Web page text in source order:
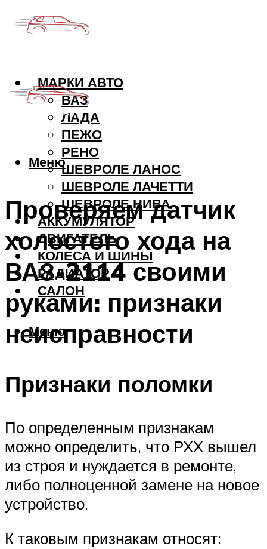
МАРКИ АВТО
ВАЗ
ЛАДА
ПЕЖО
РЕНО
ШЕВРОЛЕ ЛАНОС
ШЕВРОЛЕ ЛАЧЕТТИ
ШЕВРОЛЕ НИВА
АККУМУЛЯТОР
ДВИГАТЕЛЬ
КОЛЕСА И ШИНЫ
РАДИАТОР
САЛОН
Меню
Меню
Проверяем датчик
холостого хода на
ВАЗ-2114 своими
руками: признаки
неисправности
Признаки поломки
По определенным признакам
можно определить, что РХХ вышел
из строя и нуждается в ремонте,
либо полноценной замене на новое
устройство.
К таковым признакам относят: